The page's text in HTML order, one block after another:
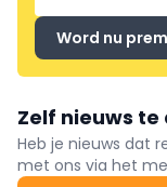
Word nu
Zelf nieuws te
Heb je nieuws dat
met ons via het